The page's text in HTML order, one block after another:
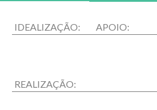
IDEALIZAÇÃO: APOIO:
REALIZAÇÃO: